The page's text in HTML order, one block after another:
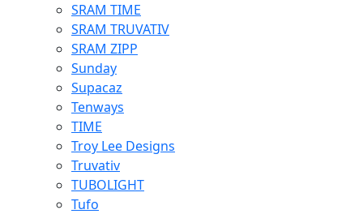
SRAM TIME
SRAM TRUVATIV
SRAM ZIPP
Sunday
Supacaz
Tenways
TIME
Troy Lee Designs
Truvativ
TUBOLIGHT
Tufo